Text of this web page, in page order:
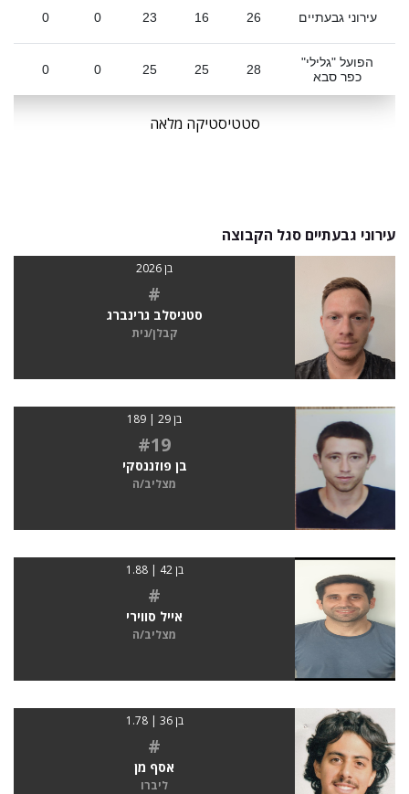
עירוני גבעתיים 26
16
23
0
0
הפועל "גלילי"
כפר סבא
28
25
25
0
0
סטטיסטיקה מלאה
עירוני גבעתיים סגל הקבוצה
בן 2026
#
סטניסלב גרינברג
קבלן/נית
בן 29 | 189
#19
בן פוזננסקי
מצליב/ה
בן 42 | 1.88
#
אייל סווירי
מצליב/ה
בן 36 | 1.78
#
אסף מן
ליברו